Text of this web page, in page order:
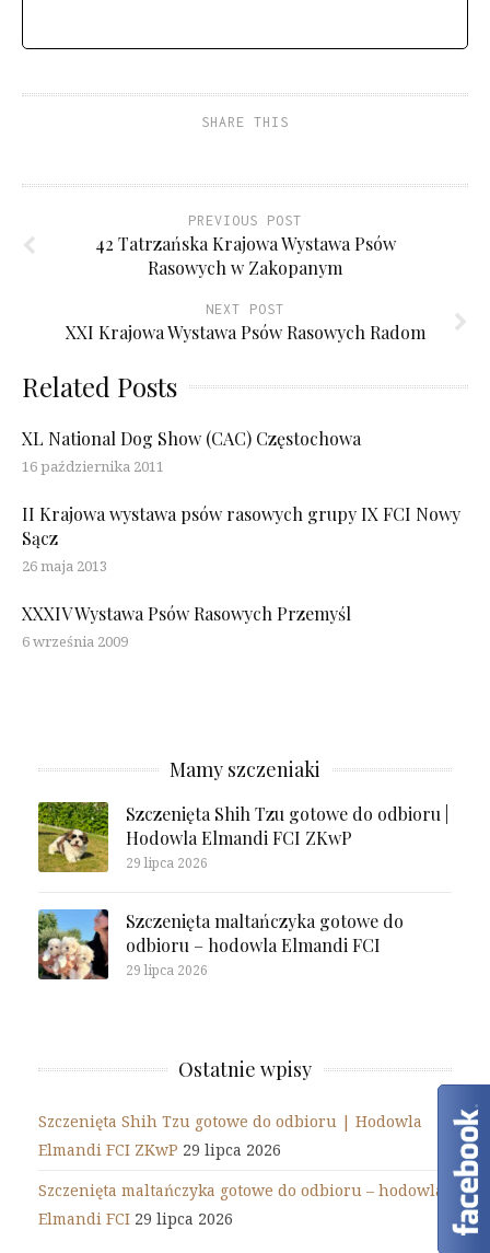
SHARE THIS
PREVIOUS POST
42 Tatrzańska Krajowa Wystawa Psów
Rasowych w Zakopanym
NEXT POST
XXI Krajowa Wystawa Psów Rasowych Radom
Related Posts
XL National Dog Show (CAC) Częstochowa
16 października 2011
II Krajowa wystawa psów rasowych grupy IX FCI Nowy
Sącz
26 maja 2013
XXXIV Wystawa Psów Rasowych Przemyśl
6 września 2009
Mamy szczeniaki
Szczenięta Shih Tzu gotowe do odbioru |
Hodowla Elmandi FCI ZKwP
29 lipca 2026
Szczenięta maltańczyka gotowe do
odbioru – hodowla Elmandi FCI
29 lipca 2026
Ostatnie wpisy
Szczenięta Shih Tzu gotowe do odbioru | Hodowla
Elmandi FCI ZKwP 29 lipca 2026
Szczenięta maltańczyka gotowe do odbioru – hodowla
Elmandi FCI 29 lipca 2026